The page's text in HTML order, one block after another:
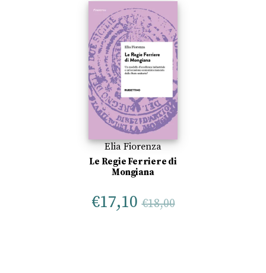
Elia Fiorenza
Le Regie Ferriere di
Mongiana
€17,10 €18,00